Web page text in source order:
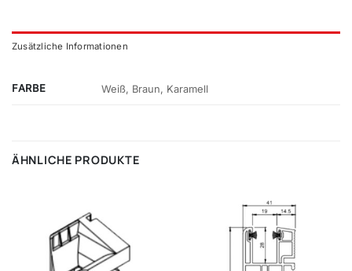
Zusätzliche Informationen
FARBE Weiß, Braun, Karamell
ÄHNLICHE PRODUKTE